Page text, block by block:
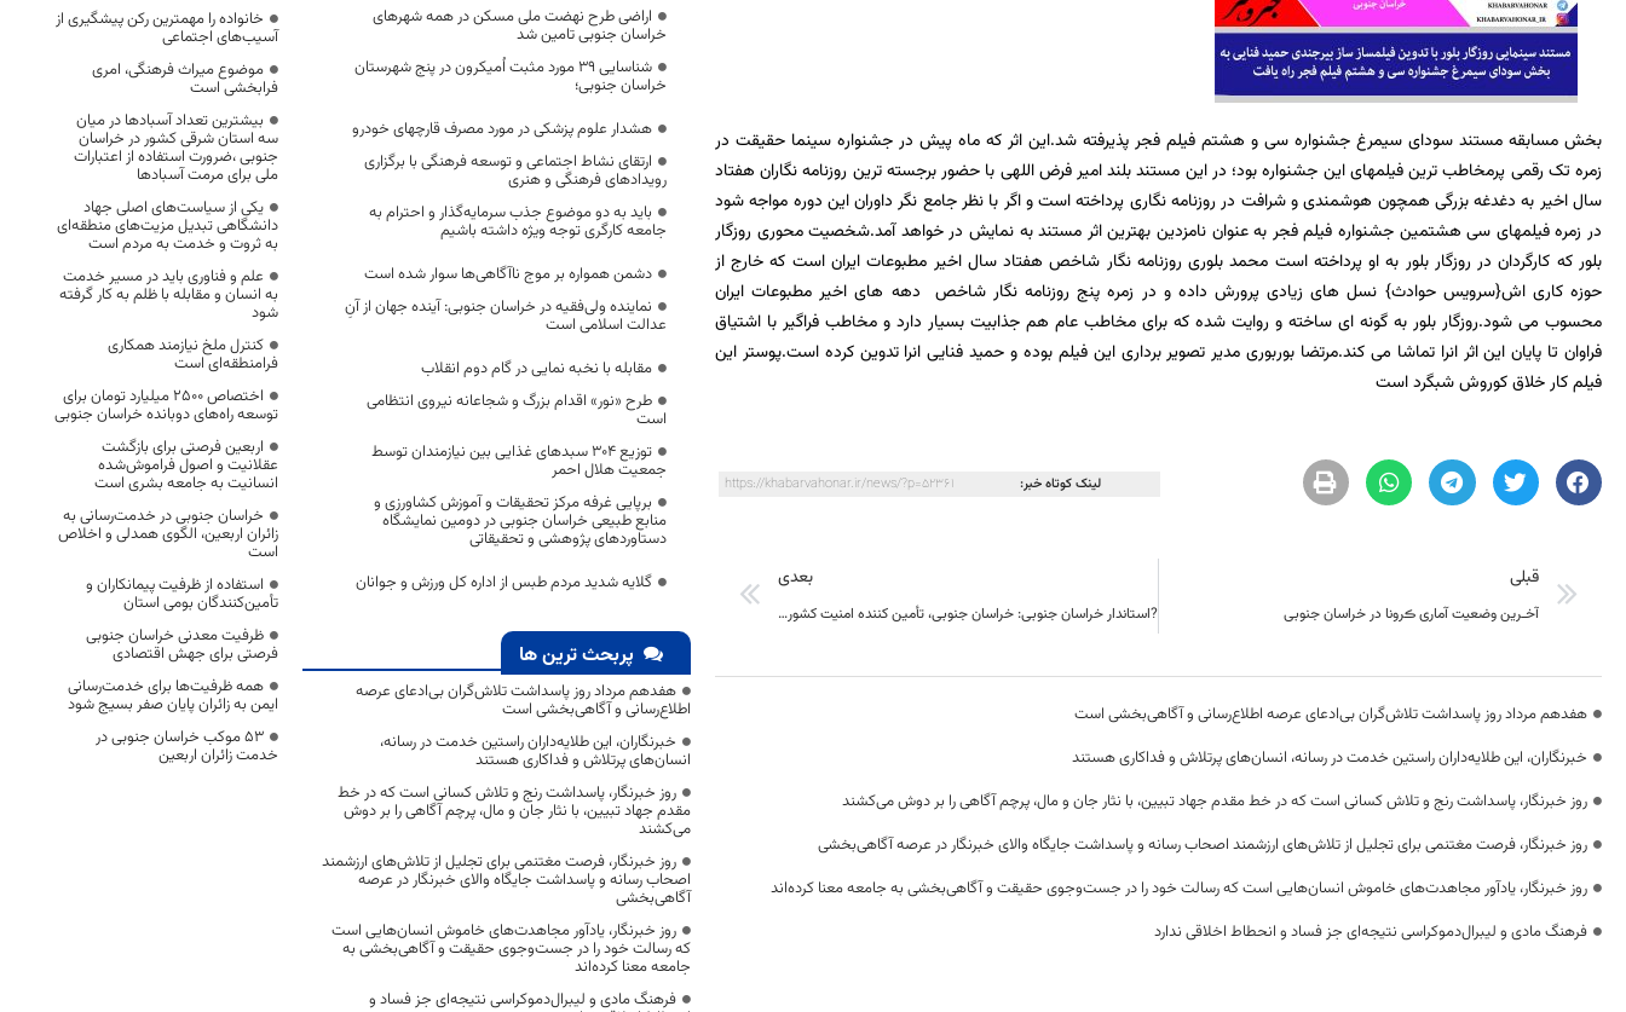
بخش مسابقه مستند سودای سیمرغ جشنواره سی و هشتم فیلم فجر پذیرفته شد.این اثر که ماه پیش در جشنواره سینما حقیقت در
زمره تک رقمی پرمخاطب ترین فیلمهای این جشنواره بود؛ در این مستند بلند امیر فرض اللهی با حضور برجسته ترین روزنامه نگاران هفتاد
سال اخیر به دغدغه بزرگی همچون هوشمندی و شرافت در روزنامه نگاری پرداخته است و اگر با نظر جامع نگر داوران این دوره مواجه شود
در زمره فیلمهای سی هشتمین جشنواره فیلم فجر به عنوان نامزدین بهترین اثر مستند به نمایش در خواهد آمد.شخصیت محوری روزگار
بلور که کارگردان در روزگار بلور به او پرداخته است محمد بلوری روزنامه نگار شاخص هفتاد سال اخیر مطبوعات ایران است که خارج از
حوزه کاری اش{سرویس حوادث} نسل های زیادی پرورش داده و در زمره پنج روزنامه نگار شاخص دهه های اخیر مطبوعات ایران
محسوب می شود.روزگار بلور به گونه ای ساخته و روایت شده که برای مخاطب عام هم جذابیت بسیار دارد و مخاطب فراگیر با اشتیاق
فراوان تا پایان این اثر انرا تماشا می کند.مرتضا بوربوری مدیر تصویر برداری این فیلم بوده و حمید فنایی انرا تدوین کرده است.پوستر این
فیلم کار خلاق کوروش شبگرد است
لینک کوتاه خبر: https://khabarvahonar.ir/news/?p=52361
قبلی
آخـرین وضعیت آماری ڪرونا در خراسان جنوبی
بعدی
?استاندار خراسان جنوبی: خراسان جنوبی، تأمین کننده امنیت کشور است
هفدهم مرداد روز پاسداشت تلاش‌گران بی‌ادعای عرصه اطلاع‌رسانی و آگاهی‌بخشی است
خبرنگاران، این طلایه‌داران راستین خدمت در رسانه، انسان‌های پرتلاش و فداکاری هستند
روز خبرنگار، پاسداشت رنج و تلاش کسانی است که در خط مقدم جهاد تبیین، با نثار جان و مال، پرچم آگاهی را بر دوش می‌کشند
روز خبرنگار، فرصت مغتنمی برای تجلیل از تلاش‌های ارزشمند اصحاب رسانه و پاسداشت جایگاه والای خبرنگار در عرصه آگاهی‌بخشی
روز خبرنگار، یادآور مجاهدت‌های خاموش انسان‌هایی است که رسالت خود را در جست‌وجوی حقیقت و آگاهی‌بخشی به جامعه معنا کرده‌اند
فرهنگ مادی و لیبرال‌دموکراسی نتیجه‌ای جز فساد و انحطاط اخلاقی ندارد
اراضی طرح نهضت ملی مسکن در همه شهرهای
خراسان جنوبی تامین شد
شناسایی 39 مورد مثبت اُمیکرون در پنج شهرستان
خراسان جنوبی؛
هشدار علوم پزشکی در مورد مصرف قارچهای خودرو
ارتقای نشاط اجتماعی و توسعه فرهنگی با برگزاری
رویدادهای فرهنگی و هنری
باید به دو موضوع جذب سرمایه‌گذار و احترام به
جامعه کارگری توجه ویژه داشته باشیم
دشمن همواره بر موج ناآگاهی‌ها سوار شده است
نماینده ولی‌فقیه در خراسان جنوبی: آینده جهان از آنِ
عدالت اسلامی است
مقابله با نخبه نمایی در گام دوم انقلاب
طرح «نور» اقدام بزرگ و شجاعانه نیروی انتظامی
است
توزیع 304 سبدهای غذایی بین نیازمندان توسط
جمعیت هلال احمر
برپایی غرفه مرکز تحقیقات و آموزش کشاورزی و
منابع طبیعی خراسان جنوبی در دومین نمایشگاه
دستاوردهای پژوهشی و تحقیقاتی
گلایه شدید مردم طبس از اداره کل ورزش و جوانان
پربحث ترین ها
هفدهم مرداد روز پاسداشت تلاش‌گران بی‌ادعای عرصه
اطلاع‌رسانی و آگاهی‌بخشی است
خبرنگاران، این طلایه‌داران راستین خدمت در رسانه،
انسان‌های پرتلاش و فداکاری هستند
روز خبرنگار، پاسداشت رنج و تلاش کسانی است که در خط
مقدم جهاد تبیین، با نثار جان و مال، پرچم آگاهی را بر دوش
می‌کشند
روز خبرنگار، فرصت مغتنمی برای تجلیل از تلاش‌های ارزشمند
اصحاب رسانه و پاسداشت جایگاه والای خبرنگار در عرصه
آگاهی‌بخشی
روز خبرنگار، یادآور مجاهدت‌های خاموش انسان‌هایی است
که رسالت خود را در جست‌وجوی حقیقت و آگاهی‌بخشی به
جامعه معنا کرده‌اند
فرهنگ مادی و لیبرال‌دموکراسی نتیجه‌ای جز فساد و
خانواده را مهمترین رکن پیشگیری از
آسیب‌های اجتماعی
موضوع میراث فرهنگی، امری
فرابخشی است
بیشترین تعداد آسبادها در میان
سه استان شرقی کشور در خراسان
جنوبی ،ضرورت استفاده از اعتبارات
ملی برای مرمت آسبادها
یکی از سیاست‌های اصلی جهاد
دانشگاهی تبدیل مزیت‌های منطقه‌ای
به ثروت و خدمت به مردم است
علم و فناوری باید در مسیر خدمت
به انسان و مقابله با ظلم به کار گرفته
شود
کنترل ملخ نیازمند همکاری
فرامنطقه‌ای است
اختصاص 2500 میلیارد تومان برای
توسعه راه‌های دوبانده خراسان جنوبی
اربعین فرصتی برای بازگشت
عقلانیت و اصول فراموش‌شده
انسانیت به جامعه بشری است
خراسان جنوبی در خدمت‌رسانی به
زائران اربعین، الگوی همدلی و اخلاص
است
استفاده از ظرفیت پیمانکاران و
تأمین‌کنندگان بومی استان
ظرفیت معدنی خراسان جنوبی
فرصتی برای جهش اقتصادی
همه ظرفیت‌ها برای خدمت‌رسانی
ایمن به زائران پایان صفر بسیج شود
53 موکب خراسان جنوبی در
خدمت زائران اربعین